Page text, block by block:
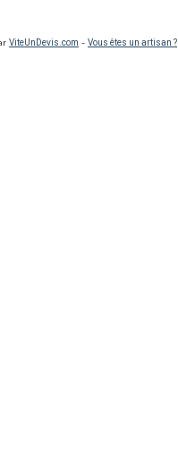
ViteUnDevis.com - Vous êtes un artisan ?